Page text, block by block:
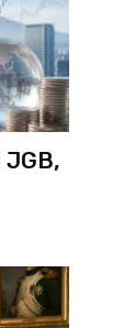
JGB,